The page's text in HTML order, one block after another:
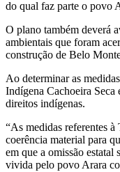
do qual faz parte o povo
O plano também deverá
ambientais que foram
construção de Belo
Ao determinar as
Indígena Cachoeira
direitos indígenas.
“As medidas referentes
coerência material para
em que a omissão estatal
vivida pelo povo Arara